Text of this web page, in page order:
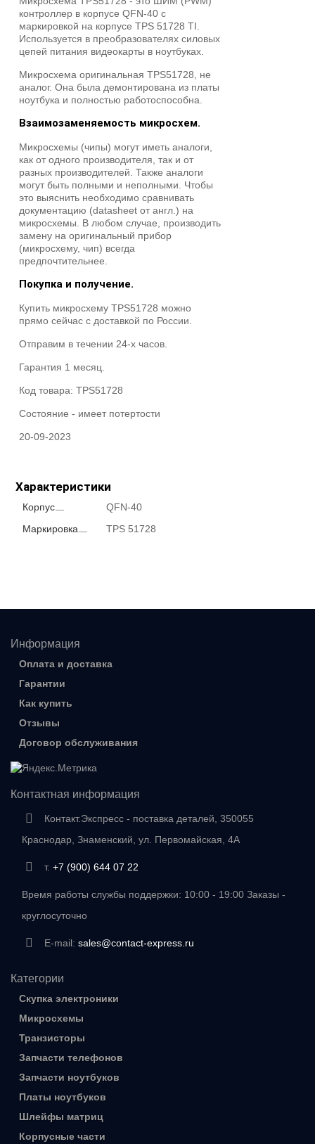
контроллер в корпусе QFN-40 c
маркировкой на корпусе TPS 51728 TI.
Используется в преобразователях силовых
цепей питания видеокарты в ноутбуках.
Микросхема оригинальная TPS51728, не
аналог. Она была демонтирована из платы
ноутбука и полностью работоспособна.
Взаимозаменяемость микросхем.
Микросхемы (чипы) могут иметь аналоги,
как от одного производителя, так и от
разных производителей. Также аналоги
могут быть полными и неполными. Чтобы
это выяснить необходимо сравнивать
документацию (datasheet от англ.) на
микросхемы. В любом случае, производить
замену на оригинальный прибор
(микросхему, чип) всегда
предпочтительнее.
Покупка и получение.
Купить микросхему TPS51728 можно
прямо сейчас с доставкой по России.
Отправим в течении 24-х часов.
Гарантия 1 месяц.
Код товара: TPS51728
Состояние - имеет потертости
20-09-2023
Характеристики
Корпус
QFN-40
Маркировка
TPS 51728
Информация
Оплата и доставка
Гарантии
Как купить
Отзывы
Договор обслуживания
Контактная информация
Контакт.Экспресс - поставка деталей, 350055
Краснодар, Знаменский, ул. Первомайская, 4А
т. +7 (900) 644 07 22
Время работы службы поддержки: 10:00 - 19:00 Заказы -
круглосуточно
E-mail: sales@contact-express.ru
Категории
Скупка электроники
Микросхемы
Транзисторы
Запчасти телефонов
Запчасти ноутбуков
Платы ноутбуков
Шлейфы матриц
Корпусные части